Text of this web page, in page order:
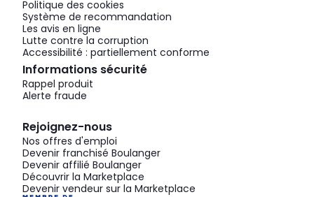
Politique des cookies
Système de recommandation
Les avis en ligne
Lutte contre la corruption
Accessibilité : partiellement conforme
Informations sécurité
Rappel produit
Alerte fraude
Rejoignez-nous
Nos offres d'emploi
Devenir franchisé Boulanger
Devenir affilié Boulanger
Découvrir la Marketplace
Devenir vendeur sur la Marketplace